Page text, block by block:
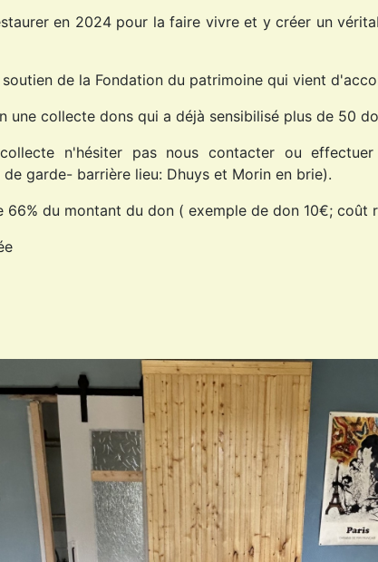
en 2024 pour la faire vivre et y créer un
de la Fondation du patrimoine qui vient
une collecte dons qui a déjà sensibilisé plus de 50
n'hésiter pas nous contacter ou
garde- barrière lieu: Dhuys et Morin en brie).
du montant du don ( exemple de don 10€;